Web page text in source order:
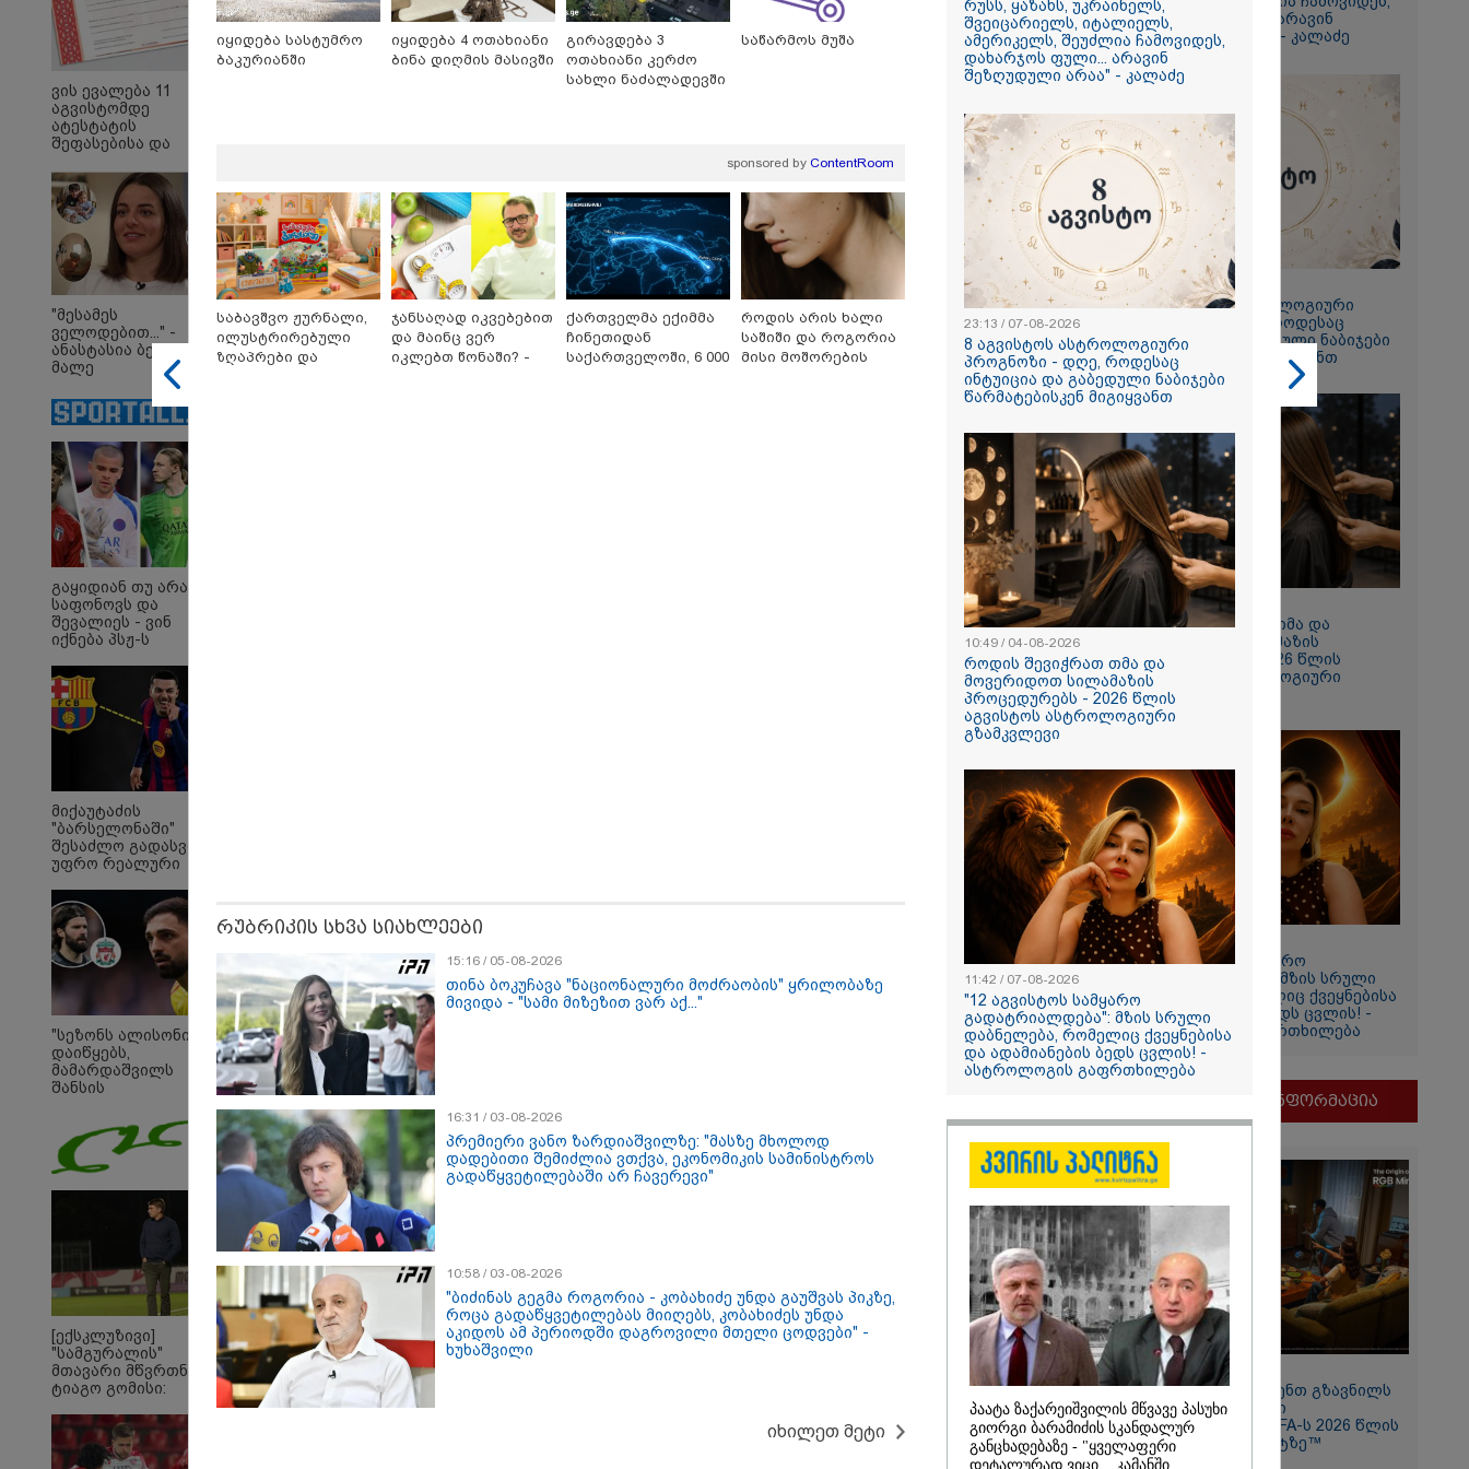
ყარყარაშვილი გიორგი
ბარამიძის განცხადებაზე
10:58 / 06-08-2026
"დადგება დრო და
თქვენი დღევანდელი
"პოსტაობა" საკუთარ
თავთან შეგარცხვენთ...
თქვენი შეცდომა არის
დანაშაულის ტოლფასი" -
ეკა კუპატაძე ნანუკა
ჟორჟოლიანს
09:33 / 05-08-2026
"მამის მიერ ცოტნესთვის
დატოვებულ სახლში
თვითნებურად ცხოვრობს
ადამიანი, რომელიც
ზვიადის ანდერძში ერთი
სიტყვითაც კი არ არის
მოხსენიებული" - ანა
ჯაბაური
09:32 / 05-08-2026 12:20 / 04-08-2026
"როცა კანონიკიდან
გამომდინარე,
რომ ადამიანის გასვენება
ტაძრიდან არ მოხდეს, ეს
მგლოვიარეს ისეთი
სიყვარულითა უნდა
ავუხსნათ, რომ შფოთვა
არ დაიბადოს" - დედა
ინფორმაციას
ეკა კუპატაძე
ავრცელებს
"ამ ვიდეოს ნახვა
ჩემთვის იყო სიკვდილი"
- რას ამბობს
დაკარგული 17 წლის
ვიდეოკადრებზე, სადაც
შვილის განწირული
ვედრების ხმა ამოიცნო
"საქართველოსთვის
თქვენზე ნაკლები
ვატირე!" - რას ამბობს
გიორგი ბარამიძე
პროკურატურის
განცხადების შემდეგ
14:20 / 07-08-2026
"ჩემი აზრით, ენამ
გაუსწრო აზრს და არ
დახარჯოს ფული... არავინ
შეზღუდული არაა" - კალაძე
23:13 / 07-08-2026
8 აგვისტოს ასტროლოგიური
პროგნოზი - დღე, როდესაც
ინტუიცია და გაბედული ნაბიჯები
წარმატებისკენ მიგიყვანთ
10:49 / 04-08-2026
როდის შევიჭრათ თმა და
მოვერიდოთ სილამაზის
პროცედურებს - 2026 წლის
აგვისტოს ასტროლოგიური
გზამკვლევი
11:42 / 07-08-2026
"12 აგვისტოს სამყარო
გადატრიალდება": მზის სრული
დაბნელება, რომელიც ქვეყნებისა
და ადამიანების ბედს ცვლის! -
ასტროლოგის გაფრთხილება
მნიშვნელოვანი ინფორმაცია
11:13 / 05-08-2026
Hisense წარმოგიდგენთ გზავნილს
"ინოვაციები უკეთესი
ცხოვრებისათვის" FIFA-ს 2026 წლის
მსოფლიო ჩემპიონატზე™
ვის ევალება 11
აგვისტომდე
ატესტატის
შეფასებისა და
ეროვნულ ცენტრში
წარდგენა -
დეტალები
"მესამეს
ველოდებით..." -
ანასტასია ბენდუქიძე
მალე
მრავალშვილიანი
დედა გახდება
გაყიდიან თუ არა
საფონოვს და
შევალიეს - ვინ
იქნება პსჟ-ს
მიქაუტაძის
"ბარსელონაში"
შესაძლო გადასვლა
უფრო რეალური
ქართველი
კატალონიელთა
მთავარ მწვრთნელს
"სეზონს ალისონი
დაიწყებს,
მამარდაშვილს
შანსის
მოთმინება სჭირდება,
რომელსაც 100%-ით
მიიღებს" - განაცხადა
"ლივერპულის"
ყოფილმა მეკარემ
[ექსკლუზივი]
"სამგურალის"
მთავარი მწვრთნელი
ტიაგო გომისი:
ტალანტების
ქვეყანაა"!
იყიდება სასტუმრო
ბაკურიანში
იყიდება 4 ოთახიანი
ბინა დიღმის მასივში
გირავდება 3
ოთახიანი კერძო
სახლი ნაძალადევში
საწარმოს მუშა
sponsored by ContentRoom
საბავშვო ჟურნალი,
ილუსტრირებული
ზღაპრები და
ჯანსაღად იკვებებით
და მაინც ვერ
იკლებთ წონაში? -
ქართველმა ექიმმა
ჩინეთიდან
საქართველოში, 6 000
როდის არის ხალი
საშიში და როგორია
მისი მოშორების
რუბრიკის სხვა სიახლეები
15:16 / 05-08-2026
თინა ბოკუჩავა "ნაციონალური მოძრაობის" ყრილობაზე
მივიდა - "სამი მიზეზით ვარ აქ..."
16:31 / 03-08-2026
პრემიერი ვანო ზარდიაშვილზე: "მასზე მხოლოდ
დადებითი შემიძლია ვთქვა, ეკონომიკის სამინისტროს
გადაწყვეტილებაში არ ჩავერევი"
10:58 / 03-08-2026
"ბიძინას გეგმა როგორია - კობახიძე უნდა გაუშვას პიკზე,
როცა გადაწყვეტილებას მიიღებს, კობახიძეს უნდა
აკიდოს ამ პერიოდში დაგროვილი მთელი ცოდვები" -
ხუხაშვილი
იხილეთ მეტი
რუსს, ყაზახს, უკრაინელს,
შვეიცარიელს, იტალიელს,
ამერიკელს, შეუძლია ჩამოვიდეს,
დახარჯოს ფული... არავინ
შეზღუდული არაა" - კალაძე
23:13 / 07-08-2026
8 აგვისტოს ასტროლოგიური
პროგნოზი - დღე, როდესაც
ინტუიცია და გაბედული ნაბიჯები
წარმატებისკენ მიგიყვანთ
10:49 / 04-08-2026
როდის შევიჭრათ თმა და
მოვერიდოთ სილამაზის
პროცედურებს - 2026 წლის
აგვისტოს ასტროლოგიური
გზამკვლევი
11:42 / 07-08-2026
"12 აგვისტოს სამყარო
გადატრიალდება": მზის სრული
დაბნელება, რომელიც ქვეყნებისა
და ადამიანების ბედს ცვლის! -
ასტროლოგის გაფრთხილება
პაატა ზაქარეიშვილის მწვავე პასუხი
გიორგი ბარამიძის სკანდალურ
განცხადებაზე - "ყველაფერი
დეტალურად ვიცი... კამანში